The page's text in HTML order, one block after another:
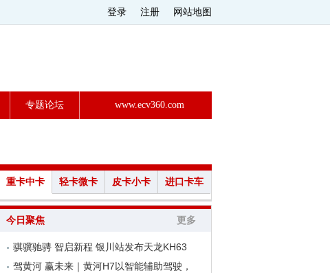
登录 注册 网站地图
专题论坛 www.ecv360.com
重卡中卡 轻卡微卡 皮卡小卡 进口卡车
今日聚焦 更多
骐骥驰骋 智启新程 银川站发布天龙KH63
驾黄河 赢未来｜黄河H7以智能辅助驾驶，